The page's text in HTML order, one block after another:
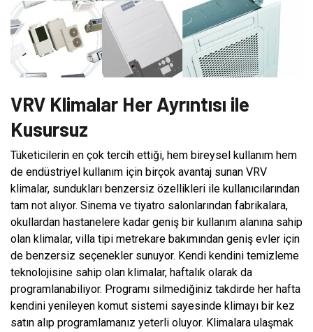
VRV Klimalar Her Ayrıntısı ile
Kusursuz
Tüketicilerin en çok tercih ettiği, hem bireysel kullanım hem
de endüstriyel kullanım için birçok avantaj sunan VRV
klimalar, sundukları benzersiz özellikleri ile kullanıcılarından
tam not alıyor. Sinema ve tiyatro salonlarından fabrikalara,
okullardan hastanelere kadar geniş bir kullanım alanına sahip
olan klimalar, villa tipi metrekare bakımından geniş evler için
de benzersiz seçenekler sunuyor. Kendi kendini temizleme
teknolojisine sahip olan klimalar, haftalık olarak da
programlanabiliyor. Programı silmediğiniz takdirde her hafta
kendini yenileyen komut sistemi sayesinde klimayı bir kez
satın alıp programlamanız yeterli oluyor. Klimalara ulaşmak